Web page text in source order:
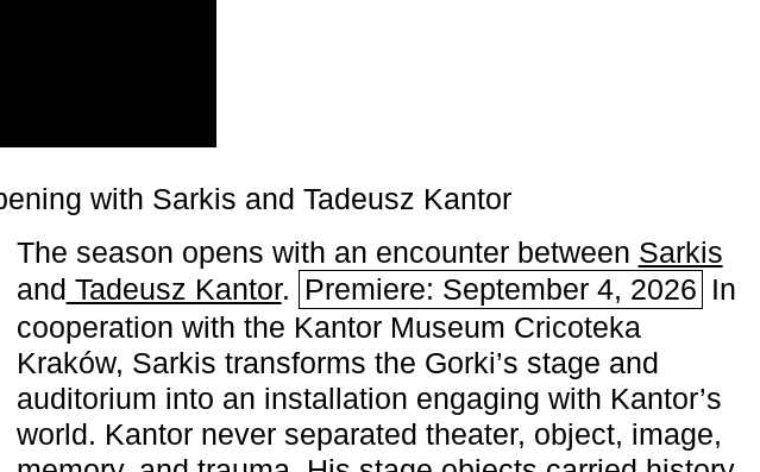
with Sarkis and Tadeusz Kantor
The season opens with an encounter between Sarkis
and Tadeusz Kantor. Premiere: September 4, 2026 In
cooperation with the ­Kantor Museum Cricoteka
Kraków, Sarkis transforms the Gorki’s stage and
auditorium into an installation engaging with Kantor’s
world. Kantor never separated theater, object, image,